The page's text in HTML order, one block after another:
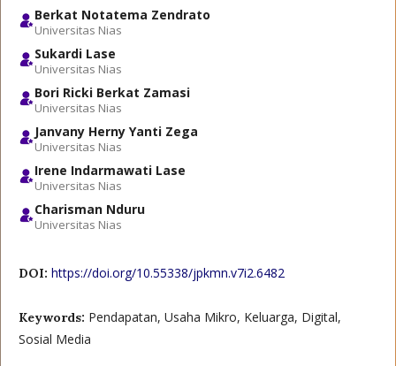
Berkat Notatema Zendrato
Universitas Nias
Sukardi Lase
Universitas Nias
Bori Ricki Berkat Zamasi
Universitas Nias
Janvany Herny Yanti Zega
Universitas Nias
Irene Indarmawati Lase
Universitas Nias
Charisman Nduru
Universitas Nias
DOI: https://doi.org/10.55338/jpkmn.v7i2.6482
Keywords: Pendapatan, Usaha Mikro, Keluarga, Digital,
Sosial Media